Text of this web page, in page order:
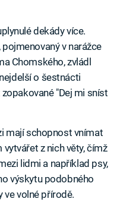
dekády více.
v narážce
Chomského, zvládl
o šestnácti
"Dej mi sníst
mají schopnost vnímat
z nich věty, čímž
lidmi a například psy,
výskytu podobného
ve volné přírodě.